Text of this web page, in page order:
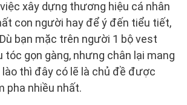
xây dựng thương hiệu cá nhân
con người hay để ý đến tiểu tiết,
bạn mặc trên người 1 bộ vest
tóc gọn gàng, nhưng chân lại mang
lào thì đây có lẽ là chủ đề được
pha nhiều nhất.